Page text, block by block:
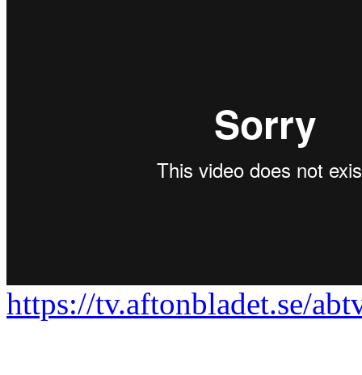
https://tv.aftonbladet.se/